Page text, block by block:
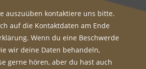
auszuüben kontaktiere uns bitte.
auf die Kontaktdaten am Ende
Wenn du eine Beschwerde
wir deine Daten behandeln,
gerne hören, aber du hast auch